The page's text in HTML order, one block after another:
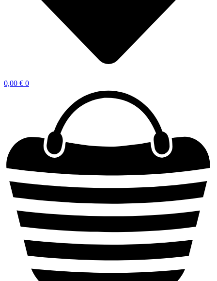
0,00 € 0